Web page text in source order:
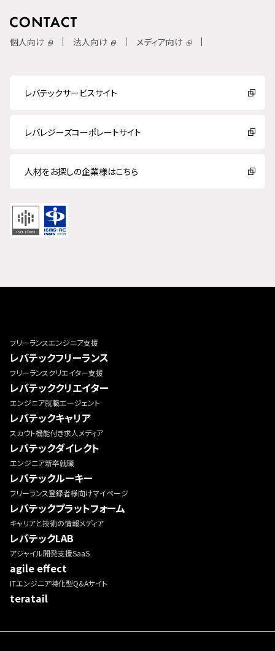
個人向け 法人向け メディア向け
レバテックサービスサイト
レバレジーズコーポレートサイト
人材をお探しの企業様はこちら
フリーランスエンジニア支援
レバテックフリーランス
フリーランスクリエイター支援
レバテッククリエイター
エンジニア就職エージェント
レバテックキャリア
スカウト機能付き求人メディア
レバテックダイレクト
エンジニア新卒就職
レバテックルーキー
フリーランス登録者様向けマイページ
レバテックプラットフォーム
キャリアと技術の情報メディア
レバテックLAB
アジャイル開発支援SaaS
agile effect
ITエンジニア特化型Q&Aサイト
teratail